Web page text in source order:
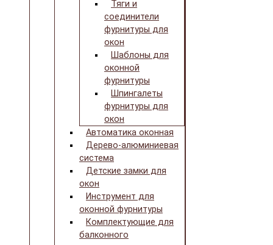
Тяги и
соединители
фурнитуры для
окон
Шаблоны для
оконной
фурнитуры
Шпингалеты
фурнитуры для
окон
Автоматика оконная
Дерево-алюминиевая
система
Детские замки для
окон
Инструмент для
оконной фурнитуры
Комплектующие для
балконного